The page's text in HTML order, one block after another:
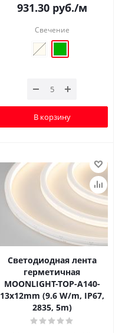
931.30руб./м
Свечение
В корзину
Светодиодная лента
герметичная
MOONLIGHT-TOP-A140-
13x12mm (9.6 W/m, IP67,
2835, 5m)